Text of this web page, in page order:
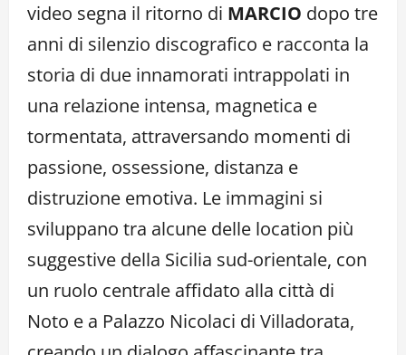
video segna il ritorno di MARCIO dopo tre
anni di silenzio discografico e racconta la
storia di due innamorati intrappolati in
una relazione intensa, magnetica e
tormentata, attraversando momenti di
passione, ossessione, distanza e
distruzione emotiva. Le immagini si
sviluppano tra alcune delle location più
suggestive della Sicilia sud-orientale, con
un ruolo centrale affidato alla città di
Noto e a Palazzo Nicolaci di Villadorata,